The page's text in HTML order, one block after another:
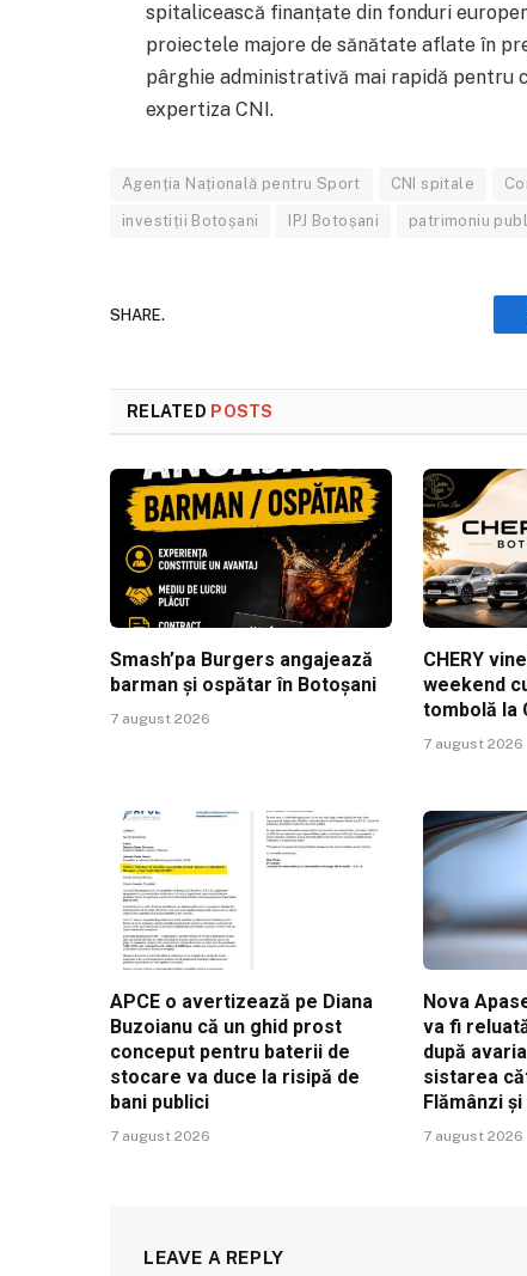
spitalicească finanțate din fonduri
proiectele majore de sănătate aflate în
pârghie administrativă mai rapidă
expertiza CNI.
Agenția Națională pentru Sport CNI spitale
investiții Botoșani IPJ Botoșani patrimoniu
SHARE.
RELATED POSTS
Smash’pa Burgers angajează
barman și ospătar în Botoșani
7 august 2026
CHERY
weekend
tombolă la
7 august 2026
APCE o avertizează pe Diana
Buzoianu că un ghid prost
conceput pentru baterii de
stocare va duce la risipă de
bani publici
7 august 2026
Nova
va fi
după
sistarea
Flămânzi
7 august 2026
LEAVE A REPLY